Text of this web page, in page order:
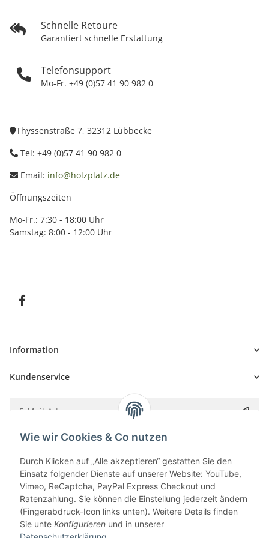
Schnelle Retoure
Garantiert schnelle Erstattung
Telefonsupport
Mo-Fr. +49 (0)57 41 90 982 0
Thyssenstraße 7, 32312 Lübbecke
Tel: +49 (0)57 41 90 982 0
Email: info@holzplatz.de
Öffnungszeiten
Mo-Fr.: 7:30 - 18:00 Uhr
Samstag: 8:00 - 12:00 Uhr
Information
Kundenservice
Bitte senden Sie mir entsprechend IhrerDatenschutzerklärung
Wie wir Cookies & Co nutzen
Durch Klicken auf „Alle akzeptieren“ gestatten Sie den
Einsatz folgender Dienste auf unserer Website: YouTube,
Vimeo, ReCaptcha, PayPal Express Checkout und
Ratenzahlung. Sie können die Einstellung jederzeit ändern
(Fingerabdruck-Icon links unten). Weitere Details finden
Sie unte Konfigurieren und in unserer